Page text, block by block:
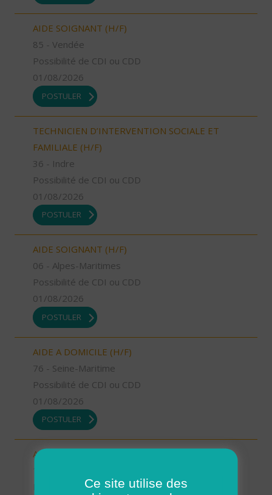
AIDE SOIGNANT (H/F)
85 - Vendée
Possibilité de CDI ou CDD
01/08/2026
POSTULER
TECHNICIEN D’INTERVENTION SOCIALE ET
FAMILIALE (H/F)
36 - Indre
Possibilité de CDI ou CDD
01/08/2026
POSTULER
AIDE SOIGNANT (H/F)
06 - Alpes-Maritimes
Possibilité de CDI ou CDD
01/08/2026
POSTULER
AIDE A DOMICILE (H/F)
76 - Seine-Maritime
Possibilité de CDI ou CDD
01/08/2026
POSTULER
AIDE A DOMICILE (H/F)
Possibilité de CDI ou CDD
Ce site utilise des